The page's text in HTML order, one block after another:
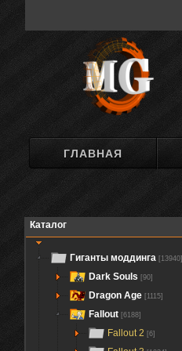
ГЛАВНАЯ
Каталог
Гиганты моддинга [13940]
Dark Souls [90]
Dragon Age [1115]
Fallout [6188]
Fallout 2 [6]